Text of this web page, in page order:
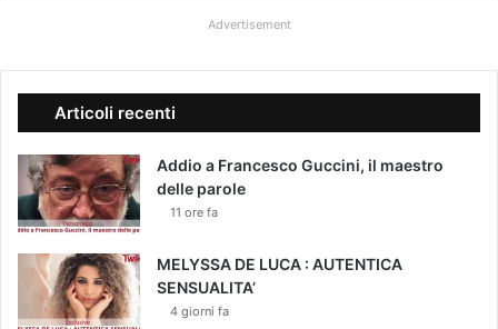
Advertisement
Articoli recenti
Addio a Francesco Guccini, il maestro
delle parole
11 ore fa
MELYSSA DE LUCA : AUTENTICA
SENSUALITA’
4 giorni fa